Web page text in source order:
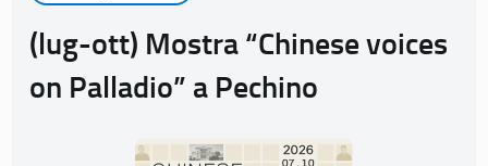
(lug-ott) Mostra “Chinese voices
on Palladio” a Pechino